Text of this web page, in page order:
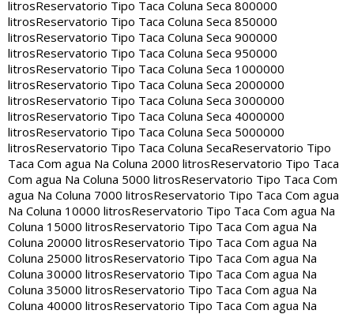
litrosReservatorio Tipo Taca Coluna Seca 800000
litrosReservatorio Tipo Taca Coluna Seca 850000
litrosReservatorio Tipo Taca Coluna Seca 900000
litrosReservatorio Tipo Taca Coluna Seca 950000
litrosReservatorio Tipo Taca Coluna Seca 1000000
litrosReservatorio Tipo Taca Coluna Seca 2000000
litrosReservatorio Tipo Taca Coluna Seca 3000000
litrosReservatorio Tipo Taca Coluna Seca 4000000
litrosReservatorio Tipo Taca Coluna Seca 5000000
litrosReservatorio Tipo Taca Coluna SecaReservatorio Tipo
Taca Com agua Na Coluna 2000 litrosReservatorio Tipo Taca
Com agua Na Coluna 5000 litrosReservatorio Tipo Taca Com
agua Na Coluna 7000 litrosReservatorio Tipo Taca Com agua
Na Coluna 10000 litrosReservatorio Tipo Taca Com agua Na
Coluna 15000 litrosReservatorio Tipo Taca Com agua Na
Coluna 20000 litrosReservatorio Tipo Taca Com agua Na
Coluna 25000 litrosReservatorio Tipo Taca Com agua Na
Coluna 30000 litrosReservatorio Tipo Taca Com agua Na
Coluna 35000 litrosReservatorio Tipo Taca Com agua Na
Coluna 40000 litrosReservatorio Tipo Taca Com agua Na